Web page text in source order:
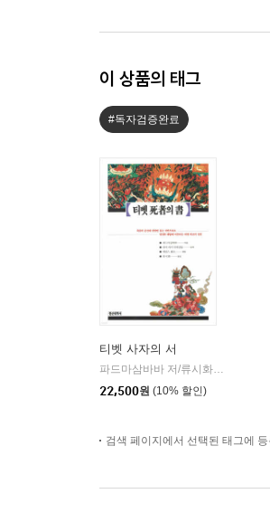
이 상품의 태그
#독자검증완료
티벳 사자의 서
파드마삼바바 저/류시화 역
정신
22,500원 (10% 할인)
검색 페이지에서 선택된 태그에